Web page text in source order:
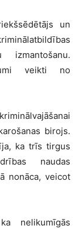
un
veikti no
birojs.
ka trīs tirgus
naudas
nonāca, veicot
nelikumīgās